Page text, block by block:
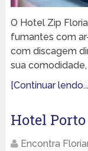
O Hotel Zip
fumantes com
com discagem
sua
[Continuar
Hotel
Encontra